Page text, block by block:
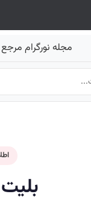
مجله نورگرام مرجع